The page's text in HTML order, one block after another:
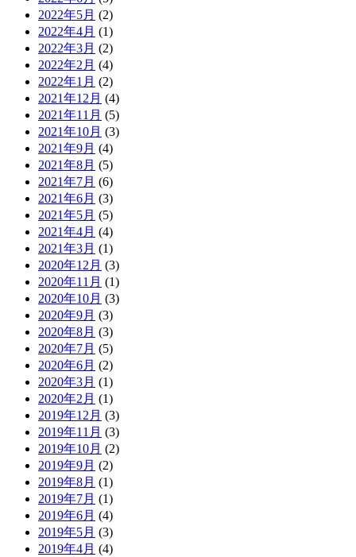
2022年5月 (2)
2022年4月 (1)
2022年3月 (2)
2022年2月 (4)
2022年1月 (2)
2021年12月 (4)
2021年11月 (5)
2021年10月 (3)
2021年9月 (4)
2021年8月 (5)
2021年7月 (6)
2021年6月 (3)
2021年5月 (5)
2021年4月 (4)
2021年3月 (1)
2020年12月 (3)
2020年11月 (1)
2020年10月 (3)
2020年9月 (3)
2020年8月 (3)
2020年7月 (5)
2020年6月 (2)
2020年3月 (1)
2020年2月 (1)
2019年12月 (3)
2019年11月 (3)
2019年10月 (2)
2019年9月 (2)
2019年8月 (1)
2019年7月 (1)
2019年6月 (4)
2019年5月 (3)
2019年4月 (4)